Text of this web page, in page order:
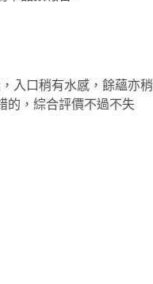
入口稍有水感，餘蘊亦稍
的，綜合評價不過不失